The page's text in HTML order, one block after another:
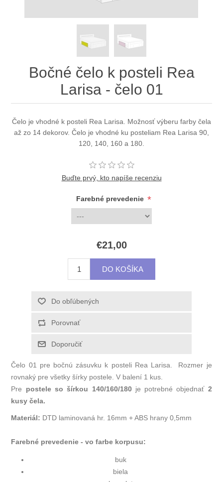
Bočné čelo k posteli Rea
Larisa - čelo 01
Čelo je vhodné k posteli Rea Larisa. Možnosť výberu farby čela
až zo 14 dekorov. Čelo je vhodné ku posteliam Rea Larisa 90,
120, 140, 160 a 180.
Buďte prvý, kto napíše recenziu
Farebné prevedenie *
€21,00
Čelo 01 pre bočnú zásuvku k posteli Rea Larisa. Rozmer je
rovnaký pre všetky šírky postele. V balení 1 kus.
Pre postele so šírkou 140/160/180je potrebné objednať 2
kusy čela.
Materiál: DTD laminovaná hr. 16mm + ABS hrany 0,5mm
Farebné prevedenie - vo farbe korpusu:
buk
biela